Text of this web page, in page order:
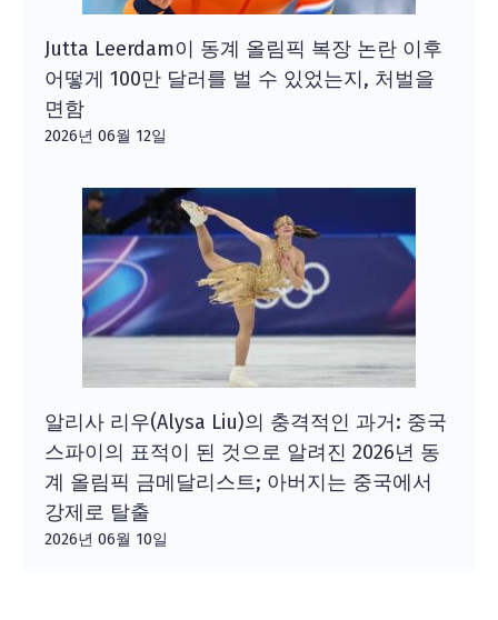
Jutta Leerdam이 동계 올림픽 복장 논란 이후
어떻게 100만 달러를 벌 수 있었는지, 처벌을
면함
2026년 06월 12일
알리사 리우(Alysa Liu)의 충격적인 과거: 중국
스파이의 표적이 된 것으로 알려진 2026년 동
계 올림픽 금메달리스트; 아버지는 중국에서
강제로 탈출
2026년 06월 10일